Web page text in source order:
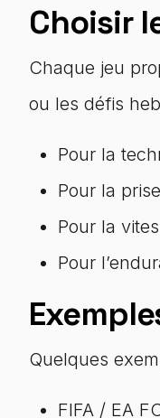
Choisir
Chaque jeu
ou les défis
Pour la
Pour la
Pour la
Pour
Quelques
FIFA / EA